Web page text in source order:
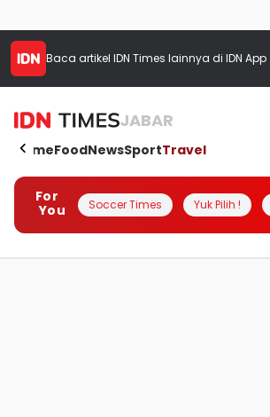
Baca artikel IDN Times lainnya di IDN App
JABAR
HomeFoodNewsSportTravel
For
You
Soccer Times Yuk Pilih !